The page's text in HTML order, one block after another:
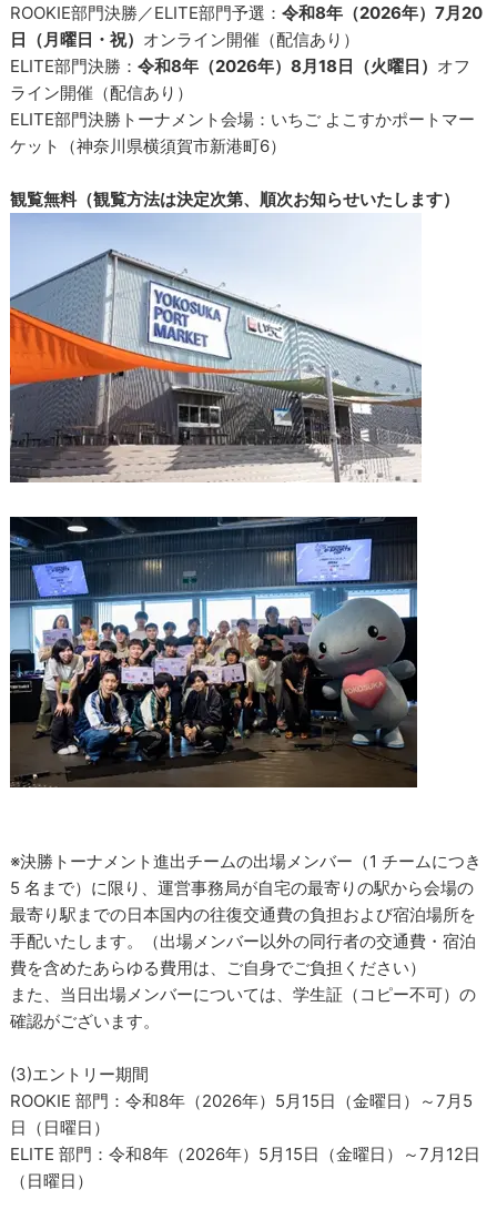
ROOKIE部門決勝／ELITE部門予選：令和8年（2026年）7月20
日（月曜日・祝） オンライン開催（配信あり）
ELITE部門決勝：令和8年（2026年）8月18日（火曜日） オフ
ライン開催（配信あり）
ELITE部門決勝トーナメント会場：いちご よこすかポートマー
ケット（神奈川県横須賀市新港町6）
観覧無料（観覧方法は決定次第、順次お知らせいたします）
※決勝トーナメント進出チームの出場メンバー（1 チームにつき
5 名まで）に限り、運営事務局が自宅の最寄りの駅から会場の
最寄り駅までの日本国内の往復交通費の負担および宿泊場所を
手配いたします。（出場メンバー以外の同行者の交通費・宿泊
費を含めたあらゆる費用は、ご自身でご負担ください）
また、当日出場メンバーについては、学生証（コピー不可）の
確認がございます。
(3)エントリー期間
ROOKIE 部門：令和8年（2026年）5月15日（金曜日）～7月5
日（日曜日）
ELITE 部門：令和8年（2026年）5月15日（金曜日）～7月12日
（日曜日）